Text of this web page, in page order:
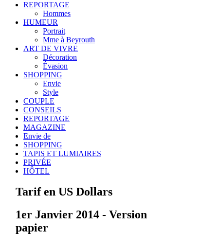
REPORTAGE
Hommes
HUMEUR
Portrait
Mme à Beyrouth
ART DE VIVRE
Décoration
Évasion
SHOPPING
Envie
Style
COUPLE
CONSEILS
REPORTAGE
MAGAZINE
Envie de
SHOPPING
TAPIS ET LUMIAIRES
PRIVÉE
HÔTEL
Tarif en US Dollars
1er Janvier 2014 - Version
papier